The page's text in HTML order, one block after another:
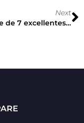
Next
Une liste de 7 excellentes applications adaptées aux mobiles pour les graphistes